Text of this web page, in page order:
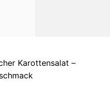
Karottensalat –